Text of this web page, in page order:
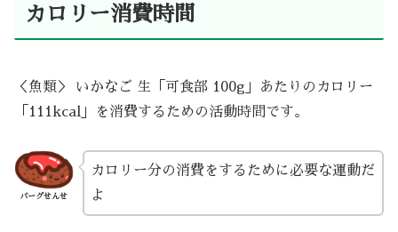
カロリー消費時間
＜魚類＞ いかなご 生「可食部 100g」あたりのカロリー
「111kcal」を消費するための活動時間です。
バーグせんせ
カロリー分の消費をするために必要な運動だ
よ